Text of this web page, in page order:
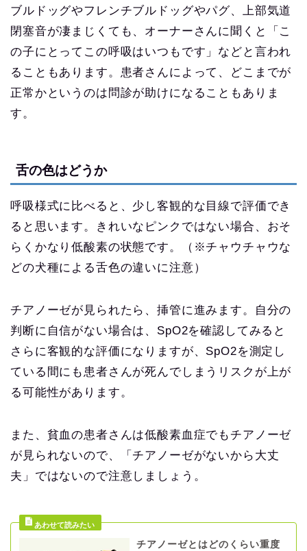
ブルドッグやフレンチブルドッグやパグ、上部気道
閉塞音が凄まじくても、オーナーさんに聞くと「こ
の子にとってこの呼吸はいつもです」などと言われ
ることもあります。患者さんによって、どこまでが
正常かというのは問診が助けになることもありま
す。
舌の色はどうか
呼吸様式に比べると、少し客観的な目線で評価でき
ると思います。きれいなピンクではない場合、おそ
らくかなり低酸素の状態です。（※チャウチャウな
どの犬種による舌色の違いに注意）
チアノーゼが見られたら、挿管に進みます。自分の
判断に自信がない場合は、SpO2を確認してみると
さらに客観的な評価になりますが、SpO2を測定し
ている間にも患者さんが死んでしまうリスクが上が
る可能性があります。
また、貧血の患者さんは低酸素血症でもチアノーゼ
が見られないので、「チアノーゼがないから大丈
夫」ではないので注意しましょう。
チアノーゼとはどのくらい重度